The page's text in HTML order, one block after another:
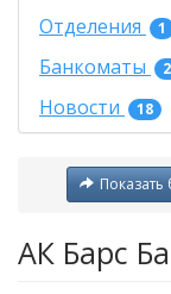
Отделения
1
Банкоматы
Новости 18
Показать
АК Барс